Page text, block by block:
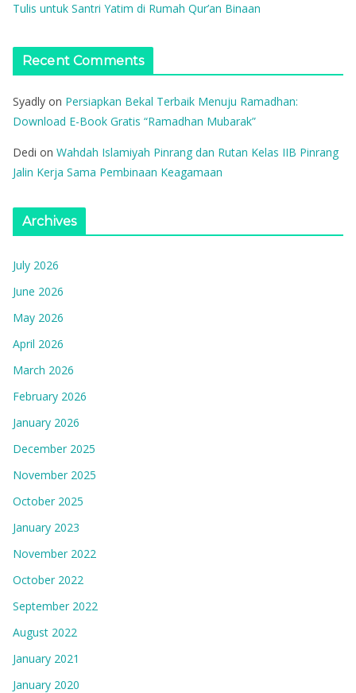
Tulis untuk Santri Yatim di Rumah Qur’an Binaan
Recent Comments
Syadly on Persiapkan Bekal Terbaik Menuju Ramadhan:
Download E-Book Gratis “Ramadhan Mubarak”
Dedi on Wahdah Islamiyah Pinrang dan Rutan Kelas IIB Pinrang
Jalin Kerja Sama Pembinaan Keagamaan
Archives
July 2026
June 2026
May 2026
April 2026
March 2026
February 2026
January 2026
December 2025
November 2025
October 2025
January 2023
November 2022
October 2022
September 2022
August 2022
January 2021
January 2020